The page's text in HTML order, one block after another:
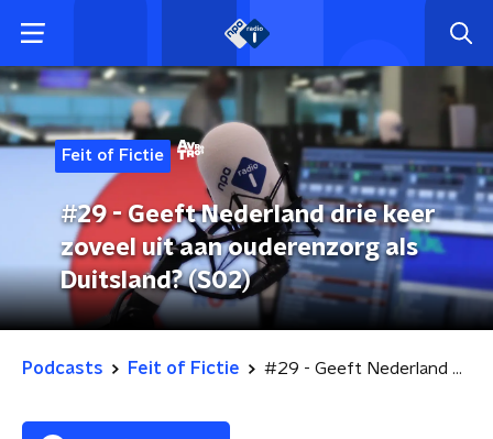
Feit of Fictie
#29 - Geeft Nederland drie keer
zoveel uit aan ouderenzorg als
Duitsland? (S02)
Podcasts Feit of Fictie #29 - Geeft Nederland drie keer zoveel uit aan ouderenzorg als Duitsland? (S02)